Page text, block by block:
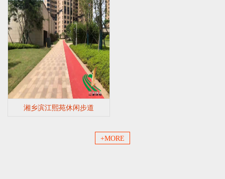
湘乡滨江熙苑休闲步道
+MORE